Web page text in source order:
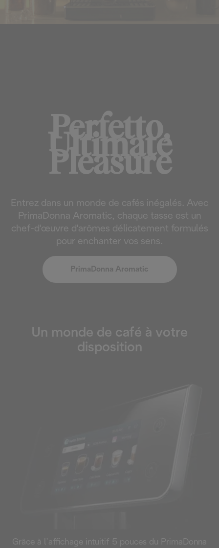
Perfetto,
Ultimate
Pleasure
Entrez dans un monde de cafés inégalés. Avec
PrimaDonna Aromatic, chaque tasse est un
chef-d'œuvre d'arômes délicatement formulés
pour enchanter vos sens.
PrimaDonna Aromatic
Un monde de café à votre
disposition
Grâce à l’affichage intuitif 5 pouces du PrimaDonna